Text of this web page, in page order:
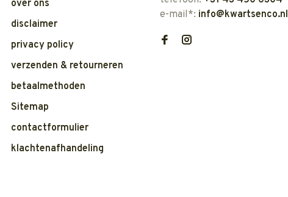
over ons
disclaimer
privacy policy
verzenden & retourneren
betaalmethoden
Sitemap
contactformulier
klachtenafhandeling
e-mail*: info@kwartsenco.nl